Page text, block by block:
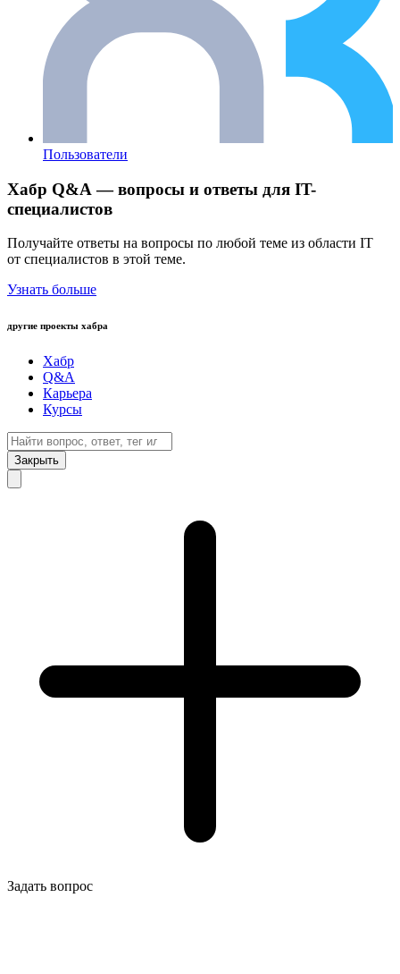
Пользователи
Хабр Q&A — вопросы и ответы для IT-
специалистов
Получайте ответы на вопросы по любой теме из области IT
от специалистов в этой теме.
Узнать больше
другие проекты хабра
Хабр
Q&A
Карьера
Курсы
Закрыть
Задать вопрос